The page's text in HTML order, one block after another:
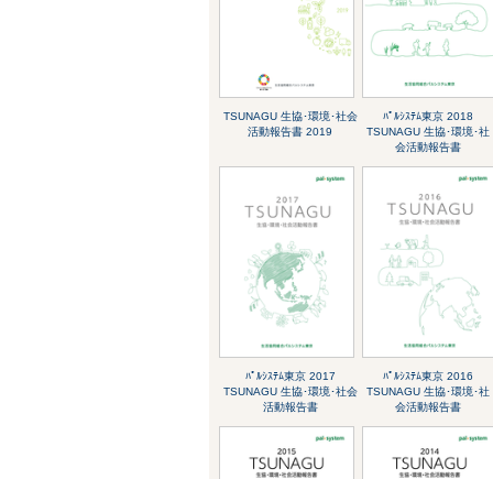
TSUNAGU 生協･環境･社会
活動報告書 2019
ﾊﾟﾙｼｽﾃﾑ東京 2018
TSUNAGU 生協･環境･社
会活動報告書
ﾊﾟﾙｼｽﾃﾑ東京 2017
TSUNAGU 生協･環境･社会
活動報告書
ﾊﾟﾙｼｽﾃﾑ東京 2016
TSUNAGU 生協･環境･社
会活動報告書